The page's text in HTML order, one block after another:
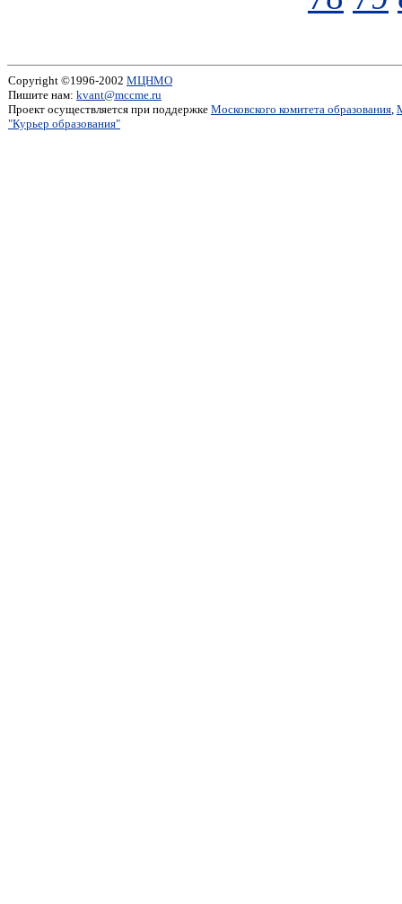
Copyright ©1996-2002 МЦНМО
Пишите нам: kvant@mccme.ru
Проект осуществляется при поддержке Московского комитета образования,
"Курьер образования"